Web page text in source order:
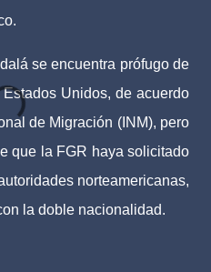
se encuentra prófugo de
Unidos, de acuerdo
de Migración (INM), pero
que la FGR haya solicitado
norteamericanas,
la doble nacionalidad.